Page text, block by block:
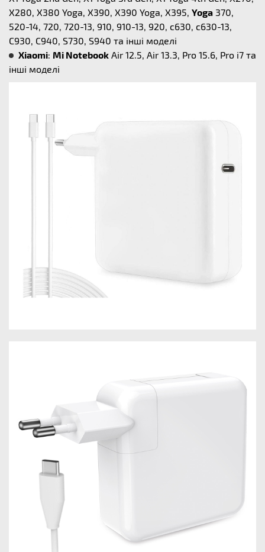
X280, X380 Yoga, X390, X390 Yoga, X395, Yoga 370,
520-14, 720, 720-13, 910, 910-13, 920, c630, c630-13,
C930, C940, S730, S940 та інші моделі
Xiaomi: Mi Notebook Air 12.5, Air 13.3, Pro 15.6, Pro i7 та
інші моделі